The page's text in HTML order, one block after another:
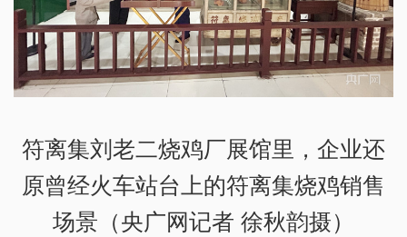
符离集刘老二烧鸡厂展馆里，企业还
原曾经火车站台上的符离集烧鸡销售
场景（央广网记者 徐秋韵摄）